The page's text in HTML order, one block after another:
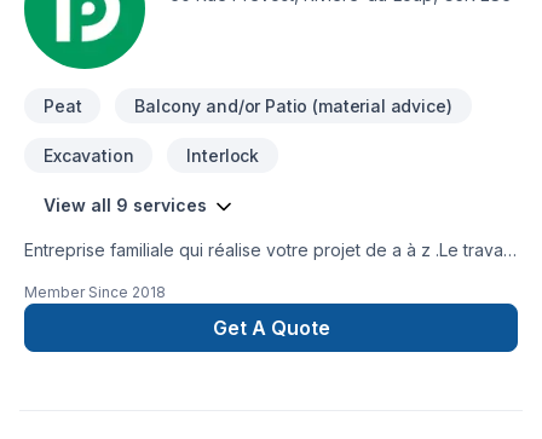
Peat Balcony and/or Patio (material advice)
Excavation Interlock
View all 9 services
Entreprise familiale qui réalise votre projet de a à z .Le travail
domaine de l'aménagement paysager depuis plus de 15 ans
Member Since 2018
Get A Quote